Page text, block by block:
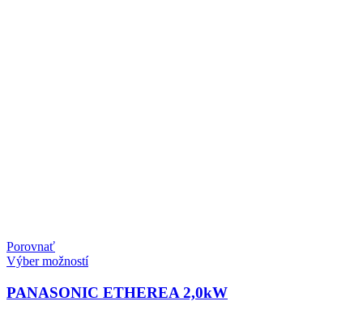
Porovnať
Výber možností
PANASONIC ETHEREA 2,0kW